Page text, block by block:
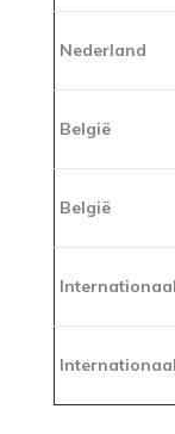
Nederland
België
België
Internationaal
Internationaal